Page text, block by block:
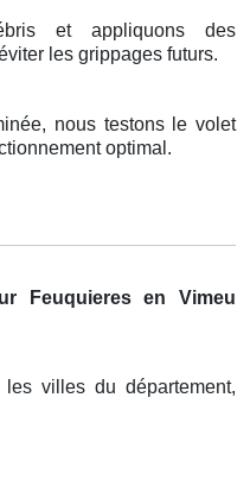
et appliquons des
les grippages futurs.
nous testons le volet
optimal.
Feuquieres en Vimeu
villes du département,